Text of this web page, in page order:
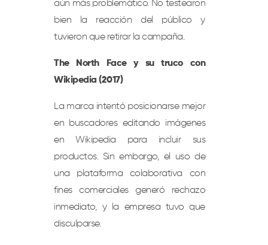
aún más problemático. No testearon
bien la reacción del público y
tuvieron que retirar la campaña.
The North Face y su truco con
Wikipedia (2017)
La marca intentó posicionarse mejor
en buscadores editando imágenes
en Wikipedia para incluir sus
productos. Sin embargo, el uso de
una plataforma colaborativa con
fines comerciales generó rechazo
inmediato, y la empresa tuvo que
disculparse.